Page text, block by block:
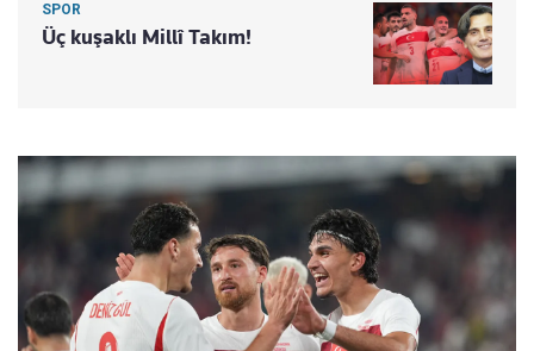
SPOR
Üç kuşaklı Millî Takım!